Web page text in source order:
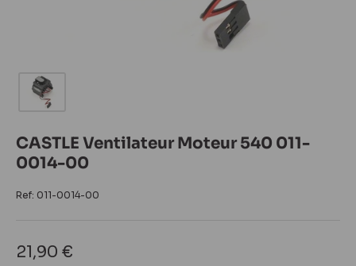
CASTLE Ventilateur Moteur 540 011-
0014-00
Ref: 011-0014-00
Prix
21,90 €